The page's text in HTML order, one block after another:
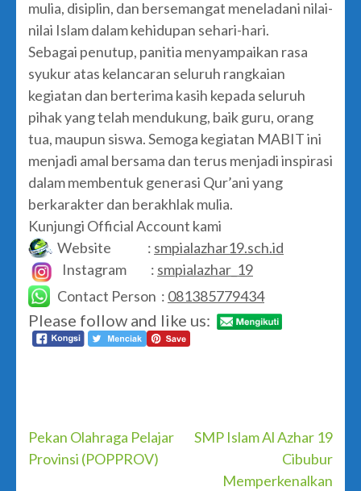
mulia, disiplin, dan bersemangat meneladani nilai-
nilai Islam dalam kehidupan sehari-hari.
Sebagai penutup, panitia menyampaikan rasa
syukur atas kelancaran seluruh rangkaian
kegiatan dan berterima kasih kepada seluruh
pihak yang telah mendukung, baik guru, orang
tua, maupun siswa. Semoga kegiatan MABIT ini
menjadi amal bersama dan terus menjadi inspirasi
dalam membentuk generasi Qur’ani yang
berkarakter dan berakhlak mulia.
Kunjungi Official Account kami
Website : smpialazhar19.sch.id
Instagram : smpialazhar_19
Contact Person : 081385779434
Please follow and like us:
Post
navigation
Pekan Olahraga Pelajar
Provinsi (POPPROV)
SMP Islam Al Azhar 19
Cibubur
Memperkenalkan